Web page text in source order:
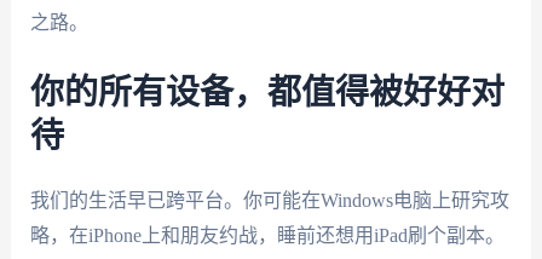
之路。
你的所有设备，都值得被好好对
待
我们的生活早已跨平台。你可能在Windows电脑上研究攻
略，在iPhone上和朋友约战，睡前还想用iPad刷个副本。